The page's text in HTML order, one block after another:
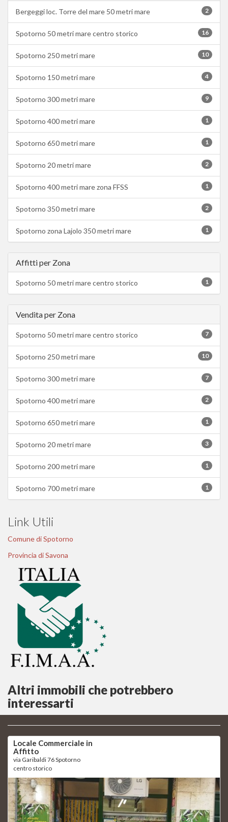
2
Bergeggi loc. Torre del mare 50 metri mare
16
Spotorno 50 metri mare centro storico
10
Spotorno 250 metri mare
4
Spotorno 150 metri mare
9
Spotorno 300 metri mare
1
Spotorno 400 metri mare
1
Spotorno 650 metri mare
2
Spotorno 20 metri mare
1
Spotorno 400 metri mare zona FFSS
2
Spotorno 350 metri mare
1
Spotorno zona Lajolo 350 metri mare
Affitti per Zona
1
Spotorno 50 metri mare centro storico
Vendita per Zona
7
Spotorno 50 metri mare centro storico
10
Spotorno 250 metri mare
7
Spotorno 300 metri mare
2
Spotorno 400 metri mare
1
Spotorno 650 metri mare
3
Spotorno 20 metri mare
1
Spotorno 200 metri mare
1
Spotorno 700 metri mare
Link Utili
Comune di Spotorno
Provincia di Savona
Altri immobili che potrebbero
interessarti
Locale Commerciale in
Affitto
via Garibaldi 76 Spotorno
centro storico